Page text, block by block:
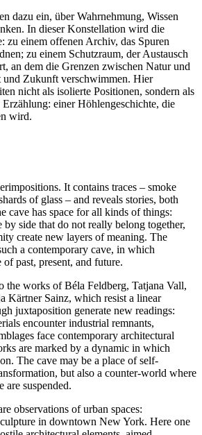
dazu ein, über Wahrnehmung, Wissen
In dieser Konstellation wird die
zu einem offenen Archiv, das Spuren
zu einem Schutzraum, der Austausch
an dem die Grenzen zwischen Natur und
und Zukunft verschwimmen. Hier
nicht als isolierte Positionen, sondern als
einer Höhlengeschichte, die
wird.
It contains traces – smoke
of glass – and reveals stories, both
cave has space for all kinds of things:
side that do not really belong together,
create new layers of meaning. The
a contemporary cave, in which
of past, present, and future.
the works of Béla Feldberg, Tatjana Vall,
Kärtner Sainz, which resist a linear
juxtaposition generate new readings:
encounter industrial remnants,
face contemporary architectural
are marked by a dynamic in which
The cave may be a place of self-
but also a counter-world where
are suspended.
observations of urban spaces:
in downtown New York. Here one